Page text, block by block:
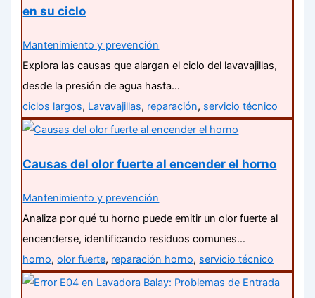
en su ciclo
Mantenimiento y prevención
Explora las causas que alargan el ciclo del lavavajillas,
desde la presión de agua hasta…
ciclos largos, Lavavajillas, reparación, servicio técnico
Causas del olor fuerte al encender el horno
Mantenimiento y prevención
Analiza por qué tu horno puede emitir un olor fuerte al
encenderse, identificando residuos comunes…
horno,olor fuerte, reparación horno, servicio técnico